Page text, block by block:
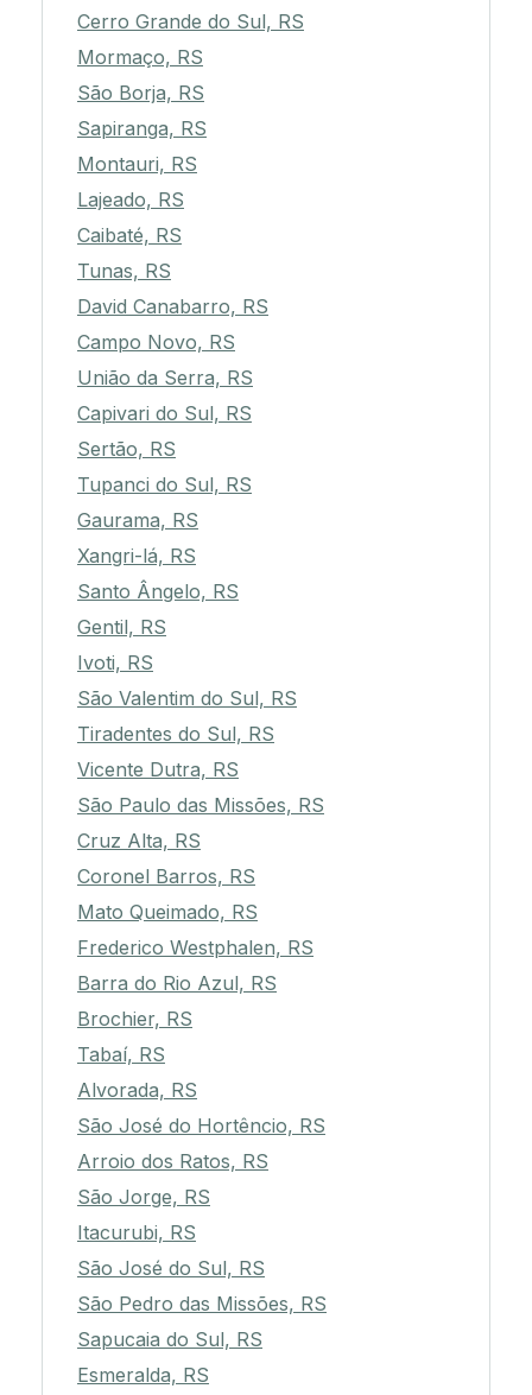
Cerro Grande do Sul, RS
Mormaço, RS
São Borja, RS
Sapiranga, RS
Montauri, RS
Lajeado, RS
Caibaté, RS
Tunas, RS
David Canabarro, RS
Campo Novo, RS
União da Serra, RS
Capivari do Sul, RS
Sertão, RS
Tupanci do Sul, RS
Gaurama, RS
Xangri-lá, RS
Santo Ângelo, RS
Gentil, RS
Ivoti, RS
São Valentim do Sul, RS
Tiradentes do Sul, RS
Vicente Dutra, RS
São Paulo das Missões, RS
Cruz Alta, RS
Coronel Barros, RS
Mato Queimado, RS
Frederico Westphalen, RS
Barra do Rio Azul, RS
Brochier, RS
Tabaí, RS
Alvorada, RS
São José do Hortêncio, RS
Arroio dos Ratos, RS
São Jorge, RS
Itacurubi, RS
São José do Sul, RS
São Pedro das Missões, RS
Sapucaia do Sul, RS
Esmeralda, RS